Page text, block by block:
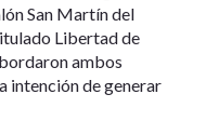
San Martín del
Libertad de
ambos
intención de generar